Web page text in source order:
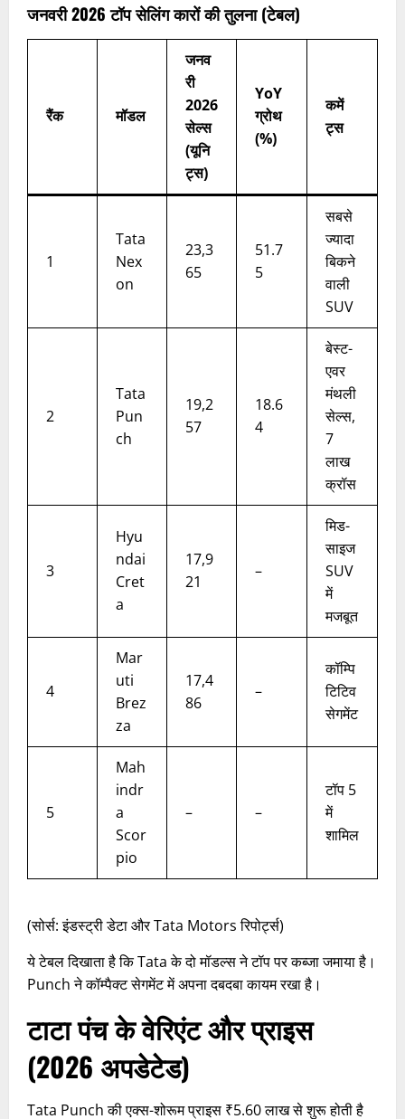
जनवरी 2026 टॉप सेलिंग कारों की तुलना (टेबल)
रैंक मॉडल
जनव
री
2026
सेल्स
(यूनि
ट्स)
YoY
ग्रोथ
(%)
कमें
ट्स
1
Tata
Nex
on
23,3
65
51.7
5
सबसे
ज्यादा
बिकने
वाली
SUV
2
Tata
Pun
ch
19,2
57
18.6
4
बेस्ट-
एवर
मंथली
सेल्स,
7
लाख
क्रॉस
3
Hyu
ndai
Cret
a
17,9
21
–
मिड-
साइज
SUV
में
मजबूत
4
Mar
uti
Brez
za
17,4
86
–
कॉम्पि
टिटिव
सेगमेंट
5
Mah
indr
a
Scor
pio
– –
टॉप 5
में
शामिल
(सोर्स: इंडस्ट्री डेटा और Tata Motors रिपोर्ट्स)
ये टेबल दिखाता है कि Tata के दो मॉडल्स ने टॉप पर कब्जा जमाया है।
Punch ने कॉम्पैक्ट सेगमेंट में अपना दबदबा कायम रखा है।
टाटा पंच के वेरिएंट और प्राइस
(2026 अपडेटेड)
Tata Punch की एक्स-शोरूम प्राइस ₹5.60 लाख से शुरू होती है